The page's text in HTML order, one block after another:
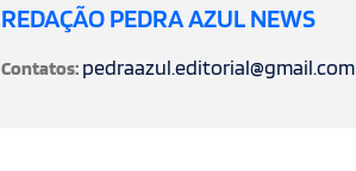
REDAÇÃO PEDRA AZUL NEWS
Contatos: pedraazul.editorial@gmail.com